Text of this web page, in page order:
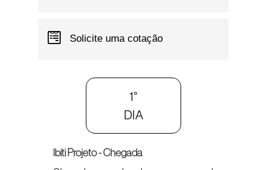
Solicite uma cotação
1°
DIA
Ibiti Projeto - Chegada